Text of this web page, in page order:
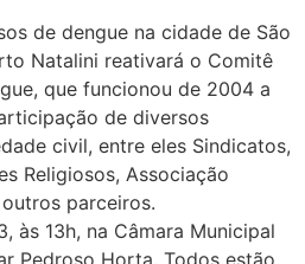
de dengue na cidade de São
Natalini reativará o Comitê
que funcionou de 2004 a
de diversos
civil, entre eles Sindicatos,
Religiosos, Associação
parceiros.
às 13h, na Câmara Municipal
Pedroso Horta. Todos estão